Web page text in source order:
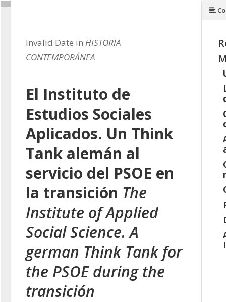
Invalid Date in HISTORIA
CONTEMPORÁNEA
El Instituto de
Estudios Sociales
Aplicados. Un Think
Tank alemán al
servicio del PSOE en
la transición The
Institute of Applied
Social Science. A
german Think Tank for
the PSOE during the
transición